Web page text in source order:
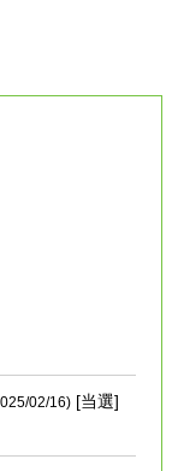
02/16) [当選]